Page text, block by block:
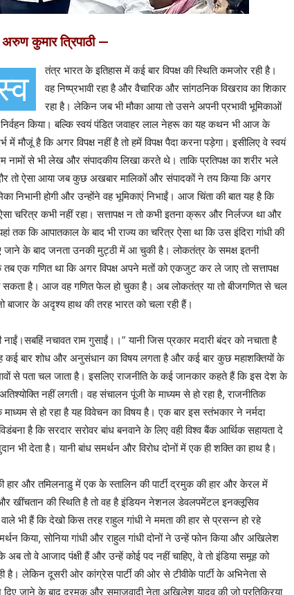
कुमार त्रिपाठी —
तंत्र भारत के इतिहास में कई बार विपक्ष की स्थिति कमजोर रही है।
वह निष्प्रभावी रहा है और वैचारिक और सांगठनिक विखराव का शिकार
रहा है। लेकिन जब भी मौका आया तो उसने अपनी प्रभावी भूमिकाओं
किया। बल्कि स्वयं पंडित जवाहर लाल नेहरू का यह कथन भी आज के
में मौजूं है कि अगर विपक्ष नहीं है तो हमें विपक्ष पैदा करना पड़ेगा। इसीलिए वे स्वयं
नामों से भी लेख और संपादकीय लिखा करते थे। ताकि प्रतिपक्ष का शरीर भले
तो ऐसा आया जब कुछ अखबार मालिकों और संपादकों ने तय किया कि अगर
निभानी होगी और उन्होंने वह भूमिकाएं निभाईं। आज चिंता की बात यह है कि
चरित्र कभी नहीं रहा। सत्तापक्ष न तो कभी इतना क्रूर और निर्लज्ज था और
तक कि आपातकाल के बाद भी राज्य का चरित्र ऐसा था कि उस इंदिरा गांधी की
जाने के बाद जनता उनकी मुट्ठी में आ चुकी है। लोकतंत्र के समक्ष इतनी
एक गणित था कि अगर विपक्ष अपने मतों को एकजुट कर ले जाए तो सत्तापक्ष
सकता है। आज वह गणित फेल हो चुका है। अब लोकतंत्र या तो बीजगणित से चल
के अदृश्य हाथ की तरह भारत को चला रही हैं।
नचावत राम गुसाईं।।” यानी जिस प्रकार मदारी बंदर को नचाता है
कई बार शोध और अनुसंधान का विषय लगता है और कई बार कुछ महाशक्तियों के
से पता चल जाता है। इसलिए राजनीति के कई जानकार कहते हैं कि इस देश के
नहीं लगती। वह संचालन पूंजी के माध्यम से हो रहा है, राजनीतिक
से हो रहा है यह विवेचन का विषय है। एक बार इस स्तंभकार ने नर्मदा
है कि सरदार सरोवर बांध बनवाने के लिए वही विश्व बैंक आर्थिक सहायता दे
भी देता है। यानी बांध समर्थन और विरोध दोनों में एक ही शक्ति का हाथ है।
हार और तमिलनाडु में एक के स्तालिन की पार्टी द्रमुक की हार और केरल में
खींचतान की स्थिति है तो वह है इंडियन नेशनल डेवलपमेंटल इनक्लूसिव
भी हैं कि देखो किस तरह राहुल गांधी ने ममता की हार से प्रसन्न हो रहे
किया, सोनिया गांधी और राहुल गांधी दोनों ने उन्हें फोन किया और अखिलेश
तो वे आजाद पंक्षी हैं और उन्हें कोई पद नहीं चाहिए, वे तो इंडिया समूह को
है। लेकिन दूसरी ओर कांग्रेस पार्टी की ओर से टीवीके पार्टी के अभिनेता से
जाने के बाद द्रमुक और समाजवादी नेता अखिलेश यादव की जो प्रतिक्रिया